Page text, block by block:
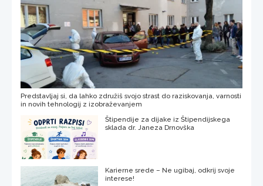
Predstavljaj si, da lahko združiš svojo strast do raziskovanja, varnosti
in novih tehnologij z izobraževanjem
Štipendije za dijake iz Štipendijskega
sklada dr. Janeza Drnovška
Karierne srede – Ne ugibaj, odkrij svoje
interese!